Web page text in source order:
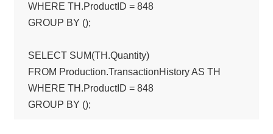
WHERE TH.ProductID = 848
GROUP BY ();
SELECT SUM(TH.Quantity)
FROM Production.TransactionHistory AS TH
WHERE TH.ProductID = 848
GROUP BY ();